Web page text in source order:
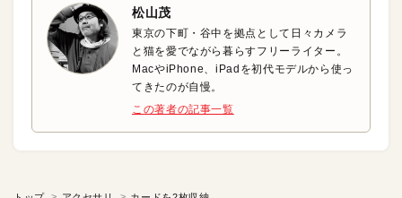
松山茂
東京の下町・谷中を拠点として日々カメラ
と猫を愛でながら暮らすフリーライター。
MacやiPhone、iPadを初代モデルから使っ
てきたのが自慢。
この著者の記事一覧